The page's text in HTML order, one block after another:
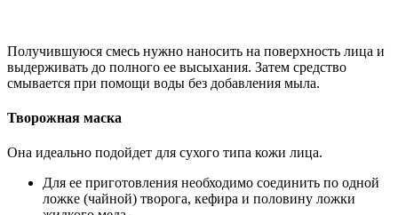
Получившуюся смесь нужно наносить на поверхность лица и
выдерживать до полного ее высыхания. Затем средство
смывается при помощи воды без добавления мыла.
Творожная маска
Она идеально подойдет для сухого типа кожи лица.
Для ее приготовления необходимо соединить по одной
ложке (чайной) творога, кефира и половину ложки